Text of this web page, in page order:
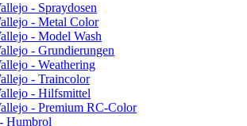
- Spraydosen
- Metal Color
- Model Wash
- Grundierungen
- Weathering
- Traincolor
- Hilfsmittel
- Premium RC-Color
Humbrol